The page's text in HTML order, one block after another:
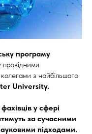
програму
з найбільшого
University.
фахівців у сфері
за сучасними
підходами.